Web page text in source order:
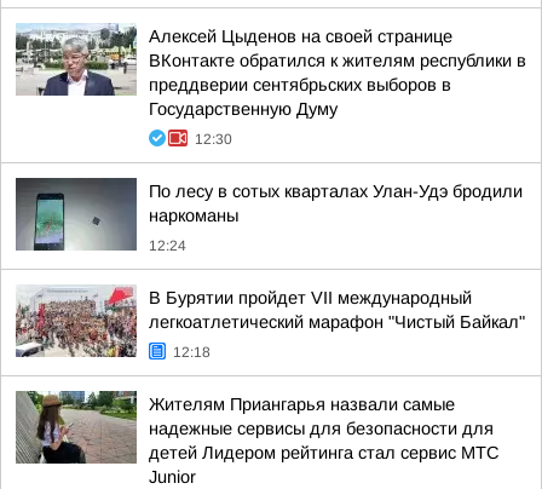
Алексей Цыденов на своей странице
ВКонтакте обратился к жителям республики в
преддверии сентябрьских выборов в
Государственную Думу
12:30
По лесу в сотых кварталах Улан-Удэ бродили
наркоманы
12:24
В Бурятии пройдет VII международный
легкоатлетический марафон "Чистый Байкал"
12:18
Жителям Приангарья назвали самые
надежные сервисы для безопасности для
детей Лидером рейтинга стал сервис МТС
Junior